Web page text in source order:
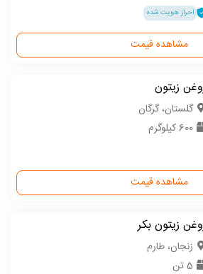
احراز هویت شده
مشاهده قیمت
زیتون
گلستان، گرگان
600 کیلوگرم
مشاهده قیمت
زیتون بکر
زنجان، طارم
5 تن